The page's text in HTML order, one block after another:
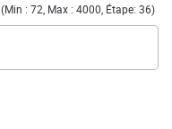
(Min : 72, Max : 4000, Étape: 36)